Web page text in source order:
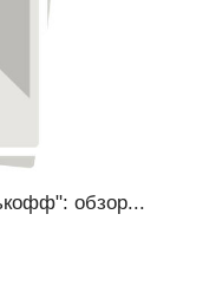
обзор...